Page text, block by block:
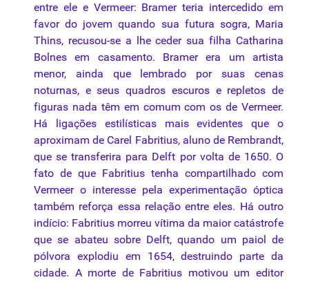
entre ele e Vermeer: Bramer teria intercedido em
favor do jovem quando sua futura sogra, Maria
Thins, recusou-se a lhe ceder sua filha Catharina
Bolnes em casamento. Bramer era um artista
menor, ainda que lembrado por suas cenas
noturnas, e seus quadros escuros e repletos de
figuras nada têm em comum com os de Vermeer.
Há ligações estilísticas mais evidentes que o
aproximam de Carel Fabritius, aluno de Rembrandt,
que se transferira para Delft por volta de 1650. O
fato de que Fabritius tenha compartilhado com
Vermeer o interesse pela experimentação óptica
também reforça essa relação entre eles. Há outro
indício: Fabritius morreu vítima da maior catástrofe
que se abateu sobre Delft, quando um paiol de
pólvora explodiu em 1654, destruindo parte da
cidade. A morte de Fabritius motivou um editor